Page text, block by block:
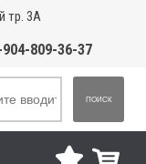
тр. 3А
809-36-37
ПОИСК